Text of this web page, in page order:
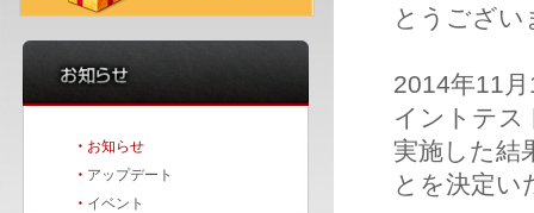
・ お知らせ
・ アップデート
・ イベント
とうござい
2014年11
イントテス
実施した結
とを決定い